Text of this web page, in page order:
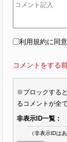
利用規約に同意
コメントをする
※ブロックする
るコメントが全
非表示ID一覧：
（非表示IDは